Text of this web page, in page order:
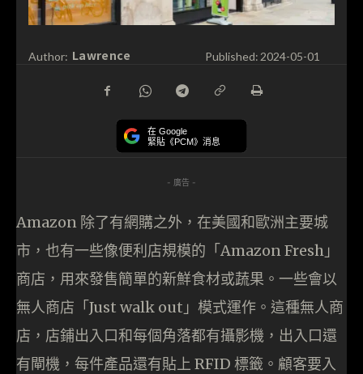
Author: Lawrence Published: 2024-05-01
在 Google
緊貼《PCM》消息
- 廣告 -
Amazon 除了有網購之外，在美國和歐洲主要城
市，也有一些像便利店規模的「Amazon Fresh」
商店，用來發售簡單的新鮮食材或蔬果。一些會以
無人商店「Just walk out」模式運作。這種無人商
店，店鋪出入口和每個角落都有攝影機，出入口還
有閘機，每件產品還有貼上 RFID 標籤。顧客要入